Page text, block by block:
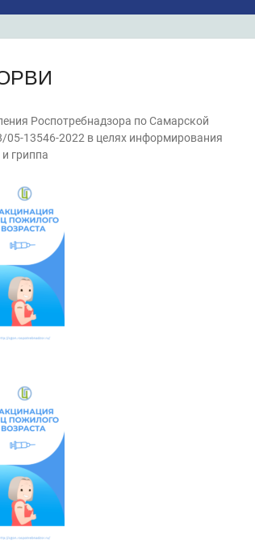
Роспотребнадзора по Самарской
13546-2022 в целях информирования
гриппа